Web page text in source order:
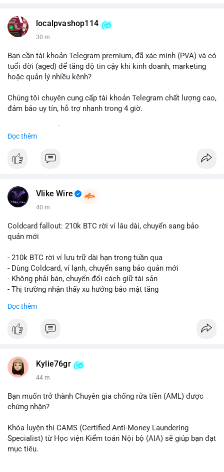
localpvashop114
30 m
Bạn cần tài khoản Telegram premium, đã xác minh (PVA) và có
tuổi đời (aged) để tăng độ tin cậy khi kinh doanh, marketing
hoặc quản lý nhiều kênh?
Chúng tôi chuyên cung cấp tài khoản Telegram chất lượng cao,
đảm bảo uy tín, hỗ trợ nhanh trong 4 giờ.
📞 WhatsApp: +1 660 215-8938
📧 Email: localpvashop@gmail.com
premium, PVA, aged với giá tốt nhất!
Đọc thêm
Vlike Wire
40 m
Coldcard fallout: 210k BTC rời ví lâu dài, chuyển sang bảo
quản mới
- 210k BTC rời ví lưu trữ dài hạn trong tuần qua
- Dùng Coldcard, ví lạnh, chuyển sang bảo quản mới
- Không phải bán, chuyển đổi cách giữ tài sản
- Thị trường nhận thấy xu hướng bảo mật tăng
#vlikevn #titanbot
Đọc thêm
Kylie76gr
44 m
Bạn muốn trở thành Chuyên gia chống rửa tiền (AML) được
chứng nhận?
Khóa luyện thi CAMS (Certified Anti-Money Laundering
Specialist) từ Học viện Kiểm toán Nội bộ (AIA) sẽ giúp bạn đạt
mục tiêu.